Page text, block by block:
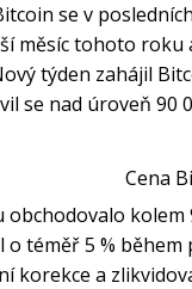
se v
měsíc tohoto
týden zahájil
se nad úroveň 90
Cena
téměř 5 %
korekce a